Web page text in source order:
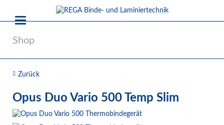
Shop
Zurück
Opus Duo Vario 500 Temp Slim